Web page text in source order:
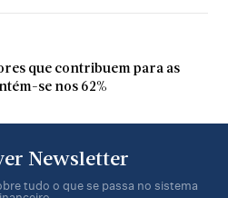
que contribuem para as
se nos 62%
Newsletter
tudo o que se passa no sistema